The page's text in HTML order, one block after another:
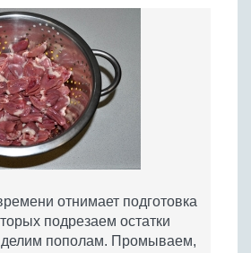
отнимает подготовка
подрезаем остатки
делим пополам. Промываем,